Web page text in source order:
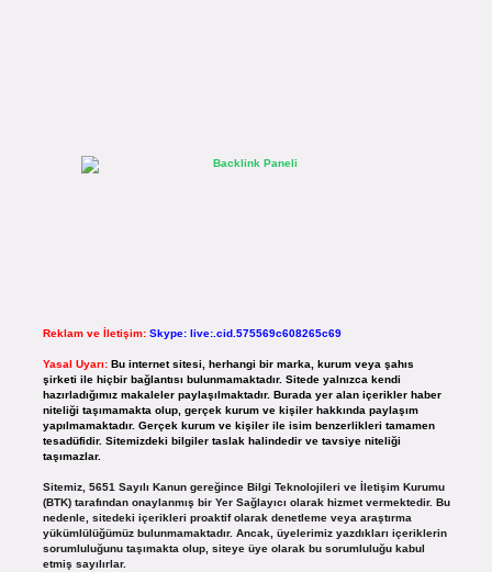
Reklam ve İletişim: Skype: live:.cid.575569c608265c69
Yasal Uyarı: Bu internet sitesi, herhangi bir marka, kurum veya şahıs
şirketi ile hiçbir bağlantısı bulunmamaktadır. Sitede yalnızca kendi
hazırladığımız makaleler paylaşılmaktadır. Burada yer alan içerikler haber
niteliği taşımamakta olup, gerçek kurum ve kişiler hakkında paylaşım
yapılmamaktadır. Gerçek kurum ve kişiler ile isim benzerlikleri tamamen
tesadüfidir. Sitemizdeki bilgiler taslak halindedir ve tavsiye niteliği
taşımazlar.
Sitemiz, 5651 Sayılı Kanun gereğince Bilgi Teknolojileri ve İletişim Kurumu
(BTK) tarafından onaylanmış bir Yer Sağlayıcı olarak hizmet vermektedir. Bu
nedenle, sitedeki içerikleri proaktif olarak denetleme veya araştırma
yükümlülüğümüz bulunmamaktadır. Ancak, üyelerimiz yazdıkları içeriklerin
sorumluluğunu taşımakta olup, siteye üye olarak bu sorumluluğu kabul
etmiş sayılırlar.